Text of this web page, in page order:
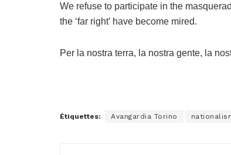
We refuse to participate in the
the ‘far right’ have become mired.
Per la nostra terra, la nostra gente, la
Étiquettes: Avangardia Torino